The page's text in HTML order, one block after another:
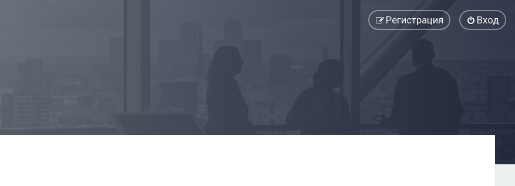
Вход
Регистрация